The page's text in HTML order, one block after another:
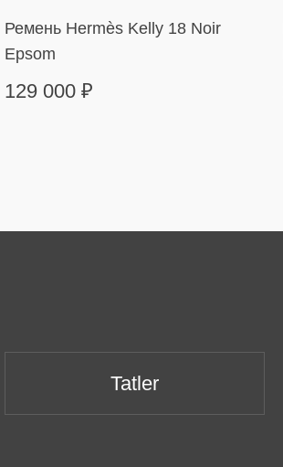
Ремень Hermès Kelly 18 Noir
Epsom
129 000 ₽
Tatler